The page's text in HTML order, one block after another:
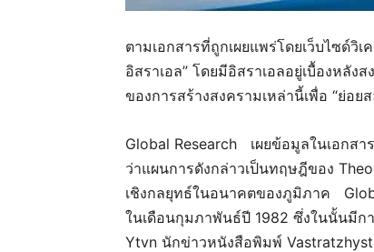
ตามเอกสารที่ถูกเผยแพร่โดยเว็บไซด์
อิสราเอล” โดยมีอิสราเอลอยู่เบื้องหลั
ของการสร้างสงครามเหล่านี้เพื่อ “ย่อย
Global Research เผยข้อมูลในเอกส
ว่าแผนการดังกล่าวเป็นทฤษฎีของ
เชิงกลยุทธ์ในอนาคตของภูมิภาค
ในเดือนกุมภาพันธ์ปี 1982 ซึ่งในนั้นมีก
Ytvn นักข่าวหนังสือพิมพ์